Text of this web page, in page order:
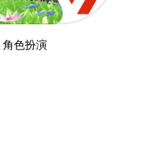
角色扮演